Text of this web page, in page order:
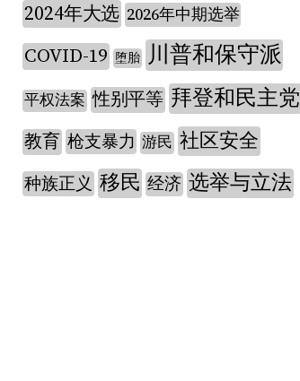
2024年大选 2026年中期选举
COVID-19 堕胎 川普和保守派
平权法案 性别平等 拜登和民主党
教育 枪支暴力 游民 社区安全
种族正义 移民 经济 选举与立法